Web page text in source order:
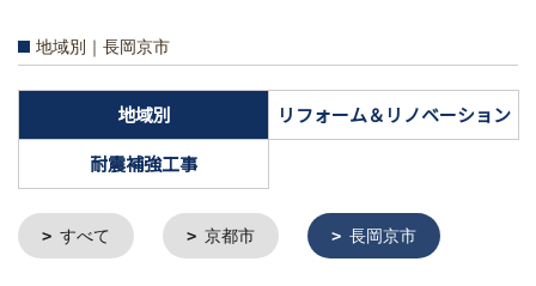
地域別｜長岡京市
地域別
リフォーム＆リノベーション
耐震補強工事
すべて 京都市 長岡京市